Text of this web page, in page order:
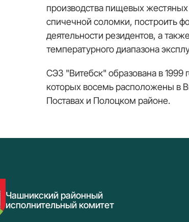
производства пищевых
спичечной соломки, построить
деятельности резидентов, а
температурного диапазона
СЭЗ "Витебск" образована в 1999
которых восемь расположены в
Поставах и Полоцком районе.
Чашникский районный
исполнительный комитет